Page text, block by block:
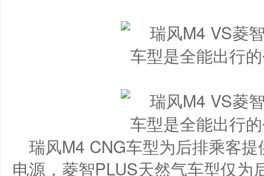
瑞风M4 CNG车型为后排乘客
电源，菱智PLUS天然气车型仅